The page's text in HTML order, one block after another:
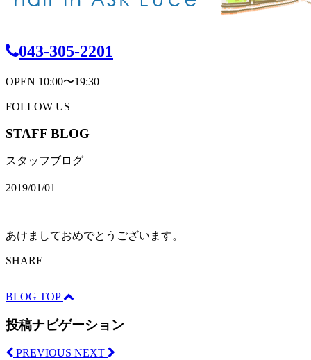
043-305-2201
OPEN 10:00〜19:30
FOLLOW US
STAFF BLOG
スタッフブログ
2019/01/01
あけましておめでとうございます。
SHARE
BLOG TOP
投稿ナビゲーション
PREVIOUS NEXT